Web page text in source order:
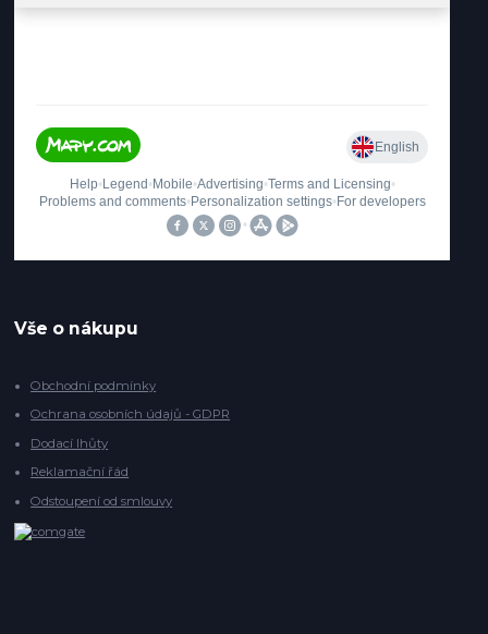
Vše o nákupu
Obchodní podmínky
Ochrana osobních údajů - GDPR
Dodací lhůty
Reklamační řád
Odstoupení od smlouvy